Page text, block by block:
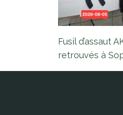
Fusil d’assaut
retrouvés à